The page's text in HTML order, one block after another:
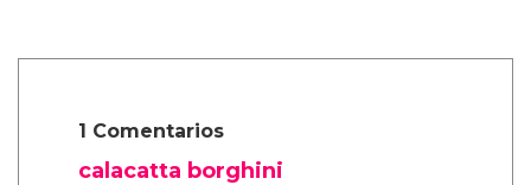
1 Comentarios
calacatta borghini